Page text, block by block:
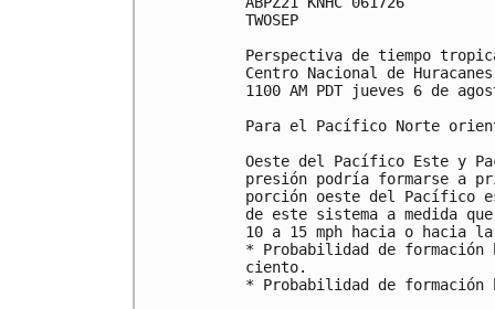
TWOSEP
Perspectiva de tiempo
Centro Nacional de
1100 AM PDT jueves 6 de
Para el Pacífico Norte
Oeste del Pacífico Este y
presión podría formarse a
porción oeste del Pacífico
de este sistema a medida
10 a 15 mph hacia o hacia
* Probabilidad de
ciento.
* Probabilidad de